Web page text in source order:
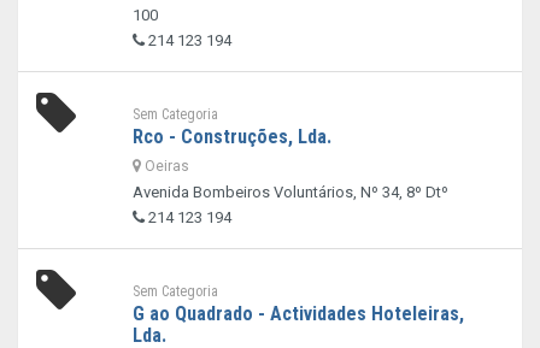
100
214 123 194
Sem Categoria
Rco - Construções, Lda.
Oeiras
Avenida Bombeiros Voluntários, Nº 34, 8º Dtº
214 123 194
Sem Categoria
G ao Quadrado - Actividades Hoteleiras,
Lda.